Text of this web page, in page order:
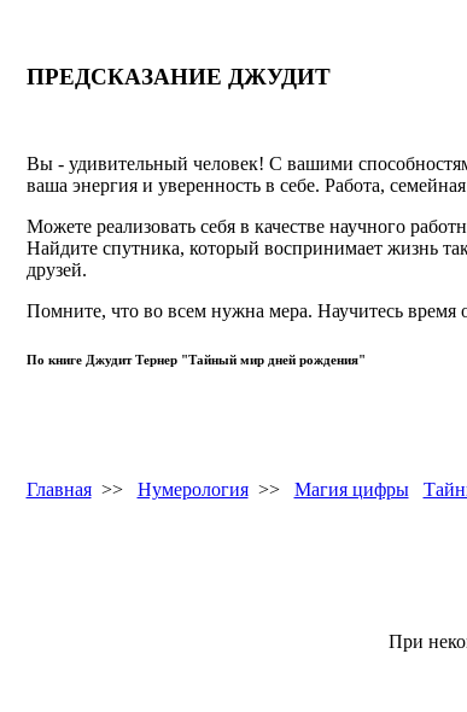
ПРЕДСКАЗАНИЕ ДЖУДИТ
Вы - удивительный человек! С вашими
ваша энергия и уверенность в себе. Работа,
Можете реализовать себя в качестве научного
Найдите спутника, который воспринимает жизнь
друзей.
Помните, что во всем нужна мера. Научитесь время
По книге Джудит Тернер "Тайный мир дней рождения"
Главная>> Нумерология>> Магия цифры
При